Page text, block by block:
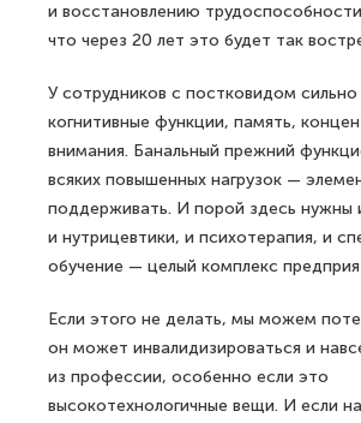
и восстановлению
что через 20 лет это будет так
У сотрудников с постковидом
когнитивные функции, память,
внимания. Банальный прежний
всяких повышенных нагрузок —
поддерживать. И порой здесь нужны
и нутрицевтики, и психотерапия, и
обучение — целый комплекс
Если этого не делать, мы можем
он может инвалидизироваться и
из профессии, особенно если это
высокотехнологичные вещи. И если